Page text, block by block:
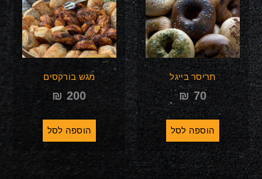
תריסר בייגל
₪70
הוספה לסל
מגש בורקסים
₪ 200
הוספה לסל